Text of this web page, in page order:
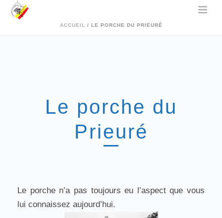
ACCUEIL / LE PORCHE DU PRIEURÉ
Le porche du
Prieuré
Le porche n’a pas toujours eu l’aspect que vous
lui connaissez aujourd’hui.